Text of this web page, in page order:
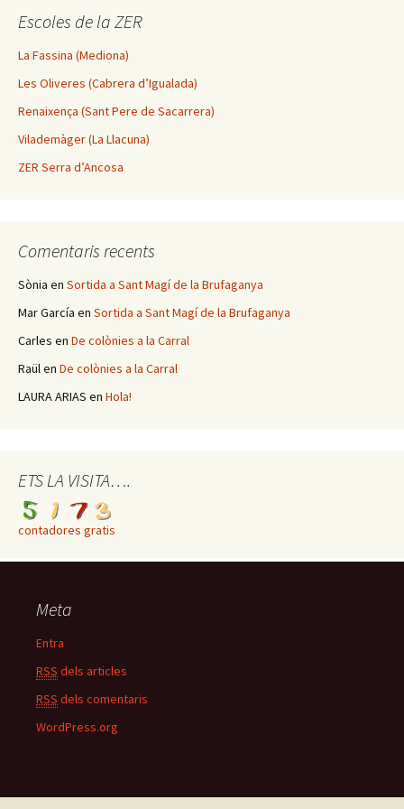
Escoles de la ZER
La Fassina (Mediona)
Les Oliveres (Cabrera d’Igualada)
Renaixença (Sant Pere de Sacarrera)
Vilademàger (La Llacuna)
ZER Serra d’Ancosa
Comentaris recents
Sònia en Sortida a Sant Magí de la Brufaganya
Mar García en Sortida a Sant Magí de la Brufaganya
Carles en De colònies a la Carral
Raülen De colònies a la Carral
LAURA ARIAS en Hola!
ETS LA VISITA….
contadores gratis
Meta
Entra
RSS dels articles
RSS dels comentaris
WordPress.org